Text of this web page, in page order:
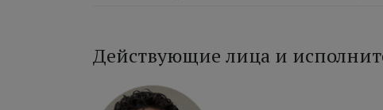
Действующие лица и